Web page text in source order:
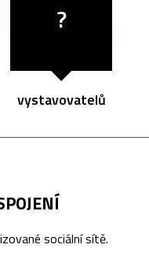
?
vystavovatelů
sociální sítě.